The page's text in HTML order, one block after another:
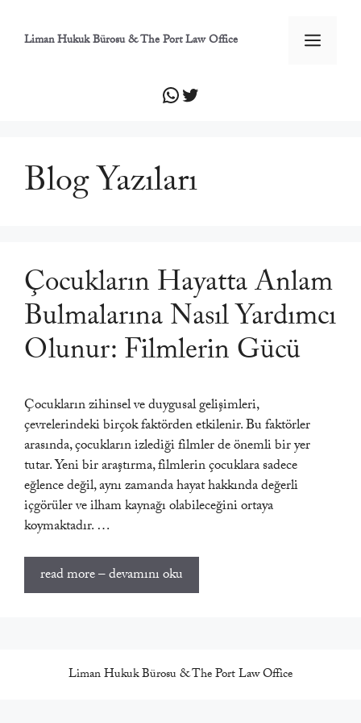
Liman Hukuk Bürosu & The Port Law Office
WhatsApp
Twitter
Blog Yazıları
Çocukların Hayatta Anlam
Bulmalarına Nasıl Yardımcı
Olunur: Filmlerin Gücü
Çocukların zihinsel ve duygusal gelişimleri,
çevrelerindeki birçok faktörden etkilenir. Bu faktörler
arasında, çocukların izlediği filmler de önemli bir yer
tutar. Yeni bir araştırma, filmlerin çocuklara sadece
eğlence değil, aynı zamanda hayat hakkında değerli
içgörüler ve ilham kaynağı olabileceğini ortaya
koymaktadır. …
read more – devamını oku
Liman Hukuk Bürosu & The Port Law Office